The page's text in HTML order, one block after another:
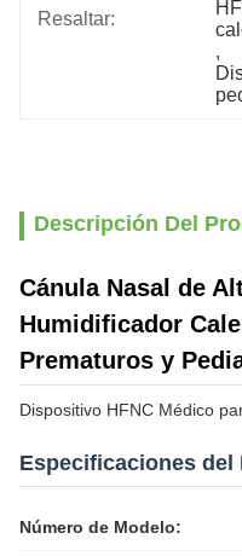
Resaltar:
,
Descripción Del
Cánula Nasal de
Humidificador
Prematuros y
Dispositivo HFNC Médico
Especificaciones del
Número de Modelo: